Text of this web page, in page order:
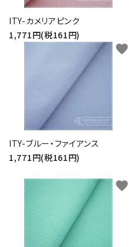
ITY-カメリアピンク
1,771円(税161円)
ITY-ブルー・ファイアンス
1,771円(税161円)
favorite
favorite